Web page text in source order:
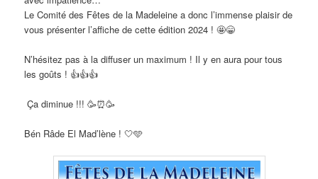
Le Comité des Fêtes de la Madeleine a donc l’immense plaisir de
vous présenter l’affiche de cette édition 2024 ! 🤩😁
N’hésitez pas à la diffuser un maximum ! Il y en aura pour tous
les goûts ! 👍👍👍
Ça diminue !!! 🥳⏰🥳
Bén Râde El Mad’lène ! 🤍🩵